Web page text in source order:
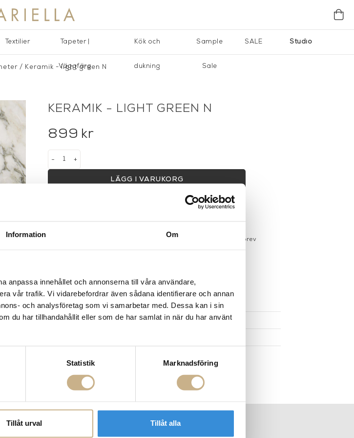
Information Om
anpassa innehållet och annonserna till våra användare,
vår trafik. Vi vidarebefordrar även sådana identifierare och annan
och analysföretag som vi samarbetar med. Dessa kan i sin
du har tillhandahållit eller som de har samlat in när du har använt
Statistik Marknadsföring
Tillåt urval Tillåt alla
Studio
Textilier Tapeter |
Väggfärg
Kök och
dukning
Sample
Sale
SALE
/ Keramik - light green N
KERAMIK - LIGHT GREEN N
899 kr
+
-
LÄGG I VARUKORG
när du registrerar dig för vårt nyhetsbrev
FRÅGA OSS OM PRODUKTEN
BESKRIVNING